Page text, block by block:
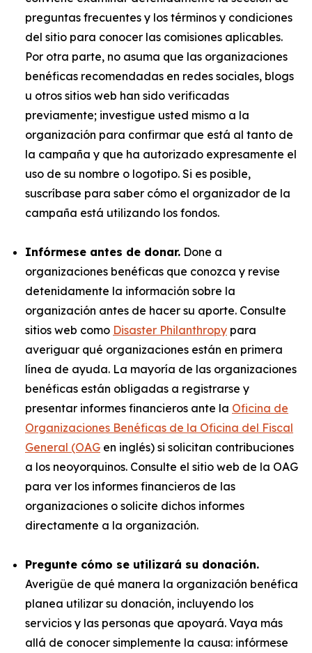
preguntas frecuentes y los términos y condiciones
del sitio para conocer las comisiones aplicables.
Por otra parte, no asuma que las organizaciones
benéficas recomendadas en redes sociales, blogs
u otros sitios web han sido verificadas
previamente; investigue usted mismo a la
organización para confirmar que está al tanto de
la campaña y que ha autorizado expresamente el
uso de su nombre o logotipo. Si es posible,
suscríbase para saber cómo el organizador de la
campaña está utilizando los fondos.
Infórmese antes de donar. Done a
organizaciones benéficas que conozca y revise
detenidamente la información sobre la
organización antes de hacer su aporte. Consulte
sitios web como Disaster Philanthropy para
averiguar qué organizaciones están en primera
línea de ayuda. La mayoría de las organizaciones
benéficas están obligadas a registrarse y
presentar informes financieros ante la Oficina de
Organizaciones Benéficas de la Oficina del Fiscal
General (OAG en inglés) si solicitan contribuciones
a los neoyorquinos. Consulte el sitio web de la OAG
para ver los informes financieros de las
organizaciones o solicite dichos informes
directamente a la organización.
Pregunte cómo se utilizará su donación.
Averigüe de qué manera la organización benéfica
planea utilizar su donación, incluyendo los
servicios y las personas que apoyará. Vaya más
allá de conocer simplemente la causa: infórmese